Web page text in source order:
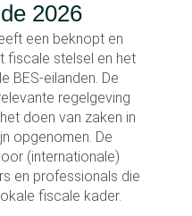
2026
een beknopt en
fiscale stelsel en het
BES-eilanden. De
regelgeving
doen van zaken in
opgenomen. De
(internationale)
en professionals die
fiscale kader.